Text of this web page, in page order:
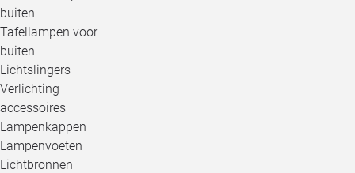
buiten
Tafellampen voor
buiten
Lichtslingers
Verlichting
accessoires
Lampenkappen
Lampenvoeten
Lichtbronnen